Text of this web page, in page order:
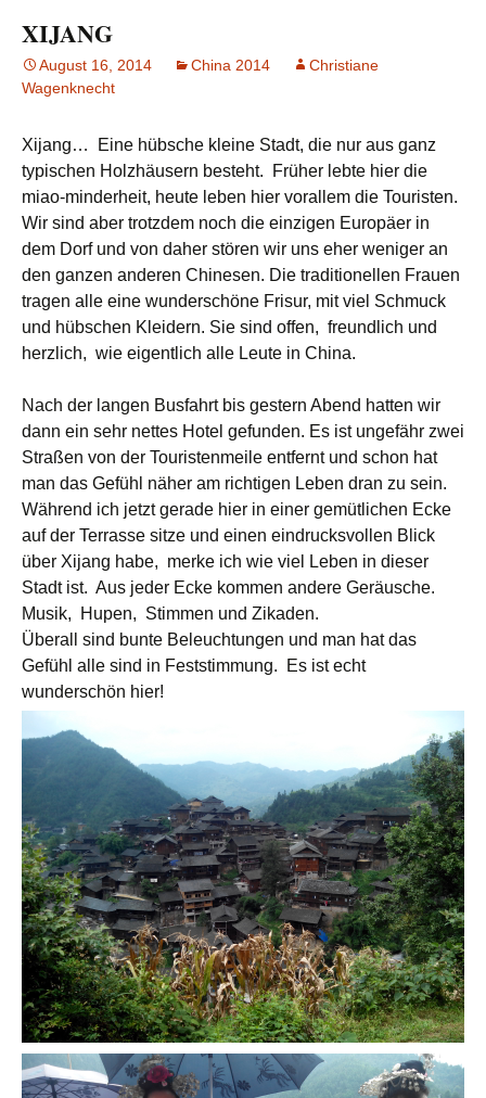
XIJANG
August 16, 2014 China 2014
Christiane
Wagenknecht
Xijang… Eine hübsche kleine Stadt, die nur aus ganz
typischen Holzhäusern besteht. Früher lebte hier die
miao-minderheit, heute leben hier vorallem die Touristen.
Wir sind aber trotzdem noch die einzigen Europäer in
dem Dorf und von daher stören wir uns eher weniger an
den ganzen anderen Chinesen. Die traditionellen Frauen
tragen alle eine wunderschöne Frisur, mit viel Schmuck
und hübschen Kleidern. Sie sind offen, freundlich und
herzlich, wie eigentlich alle Leute in China.
Nach der langen Busfahrt bis gestern Abend hatten wir
dann ein sehr nettes Hotel gefunden. Es ist ungefähr zwei
Straßen von der Touristenmeile entfernt und schon hat
man das Gefühl näher am richtigen Leben dran zu sein.
Während ich jetzt gerade hier in einer gemütlichen Ecke
auf der Terrasse sitze und einen eindrucksvollen Blick
über Xijang habe, merke ich wie viel Leben in dieser
Stadt ist. Aus jeder Ecke kommen andere Geräusche.
Musik, Hupen, Stimmen und Zikaden.
Überall sind bunte Beleuchtungen und man hat das
Gefühl alle sind in Feststimmung. Es ist echt
wunderschön hier!